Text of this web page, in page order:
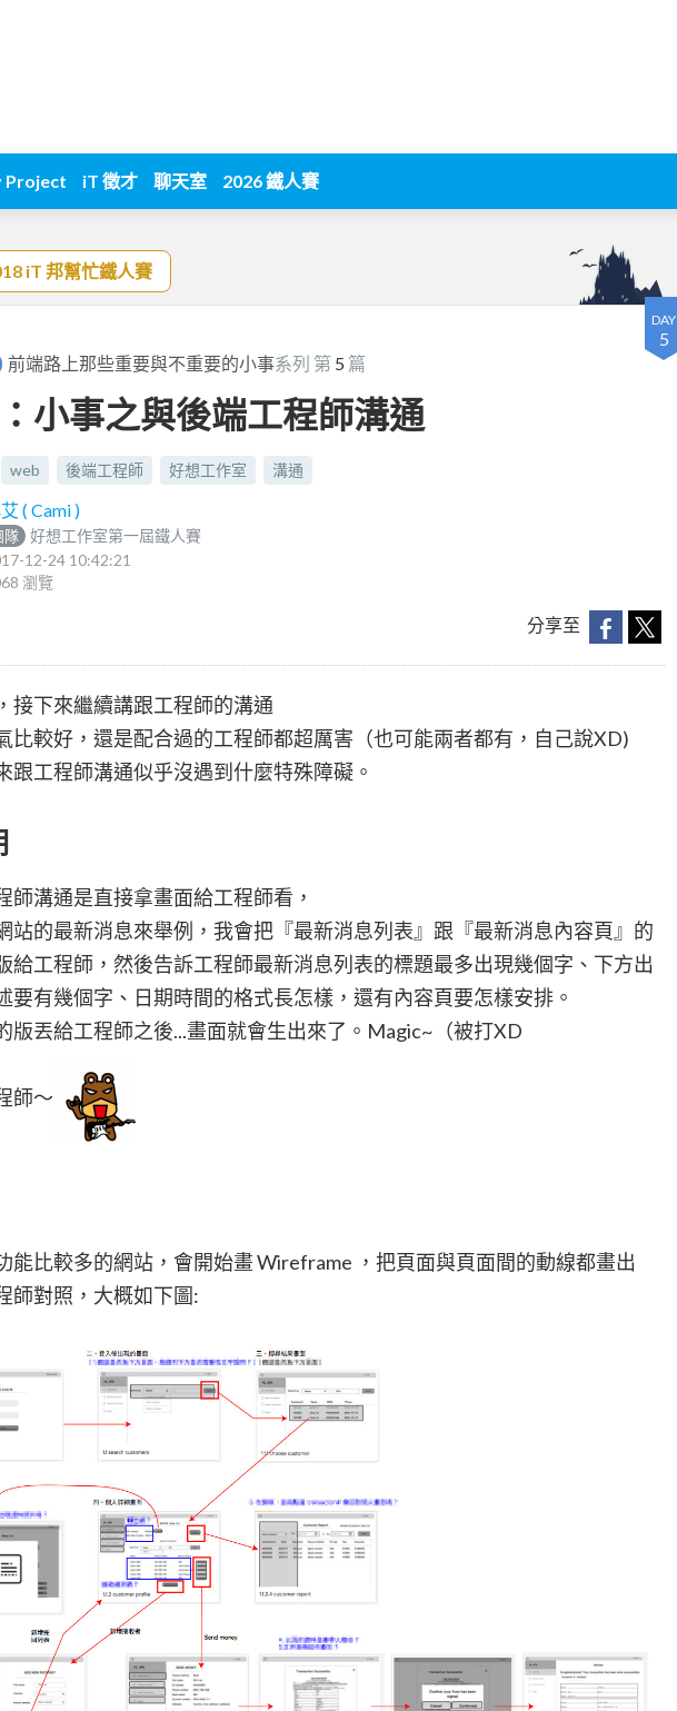
Project iT 徵才 聊天室 2026 鐵人賽
iT 邦幫忙鐵人賽
DAY
5
前端路上那些重要與不重要的小事系列 第 5 篇
小事之與後端工程師溝通
web 後端工程師 好想工作室 溝通
( Cami )
隊
好想工作室第一屆鐵人賽
12-24 10:42:21
瀏覽
分享至
接下來繼續講跟工程師的溝通
比較好，還是配合過的工程師都超厲害（也可能兩者都有，自己說XD)
跟工程師溝通似乎沒遇到什麼特殊障礙。
師溝通是直接拿畫面給工程師看，
站的最新消息來舉例，我會把『最新消息列表』跟『最新消息內容頁』的
給工程師，然後告訴工程師最新消息列表的標題最多出現幾個字、下方出
要有幾個字、日期時間的格式長怎樣，還有內容頁要怎樣安排。
版丟給工程師之後...畫面就會生出來了。Magic~（被打XD
師～
能比較多的網站，會開始畫 Wireframe ，把頁面與頁面間的動線都畫出
師對照，大概如下圖: